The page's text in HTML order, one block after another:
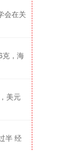
会在关
克，海
美元
半 经